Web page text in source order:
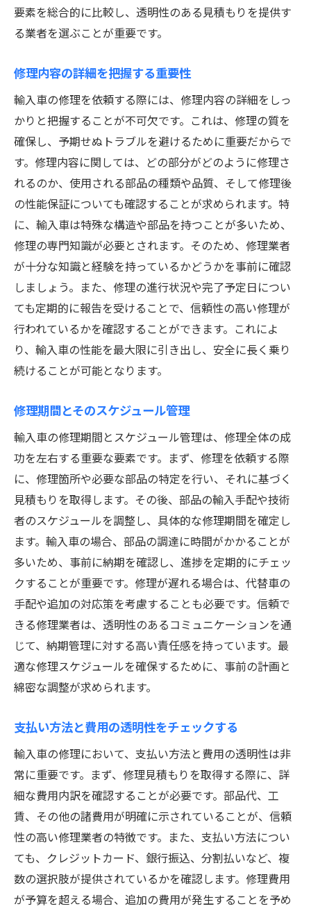
要素を総合的に比較し、透明性のある見積もりを提供す
る業者を選ぶことが重要です。
修理内容の詳細を把握する重要性
輸入車の修理を依頼する際には、修理内容の詳細をしっ
かりと把握することが不可欠です。これは、修理の質を
確保し、予期せぬトラブルを避けるために重要だからで
す。修理内容に関しては、どの部分がどのように修理さ
れるのか、使用される部品の種類や品質、そして修理後
の性能保証についても確認することが求められます。特
に、輸入車は特殊な構造や部品を持つことが多いため、
修理の専門知識が必要とされます。そのため、修理業者
が十分な知識と経験を持っているかどうかを事前に確認
しましょう。また、修理の進行状況や完了予定日につい
ても定期的に報告を受けることで、信頼性の高い修理が
行われているかを確認することができます。これによ
り、輸入車の性能を最大限に引き出し、安全に長く乗り
続けることが可能となります。
修理期間とそのスケジュール管理
輸入車の修理期間とスケジュール管理は、修理全体の成
功を左右する重要な要素です。まず、修理を依頼する際
に、修理箇所や必要な部品の特定を行い、それに基づく
見積もりを取得します。その後、部品の輸入手配や技術
者のスケジュールを調整し、具体的な修理期間を確定し
ます。輸入車の場合、部品の調達に時間がかかることが
多いため、事前に納期を確認し、進捗を定期的にチェッ
クすることが重要です。修理が遅れる場合は、代替車の
手配や追加の対応策を考慮することも必要です。信頼で
きる修理業者は、透明性のあるコミュニケーションを通
じて、納期管理に対する高い責任感を持っています。最
適な修理スケジュールを確保するために、事前の計画と
綿密な調整が求められます。
支払い方法と費用の透明性をチェックする
輸入車の修理において、支払い方法と費用の透明性は非
常に重要です。まず、修理見積もりを取得する際に、詳
細な費用内訳を確認することが必要です。部品代、工
賃、その他の諸費用が明確に示されていることが、信頼
性の高い修理業者の特徴です。また、支払い方法につい
ても、クレジットカード、銀行振込、分割払いなど、複
数の選択肢が提供されているかを確認します。修理費用
が予算を超える場合、追加の費用が発生することを予め